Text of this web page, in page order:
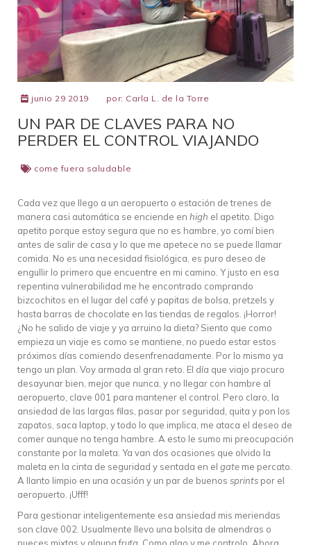
junio 29 2019 por: Carla L. de la Torre
UN PAR DE CLAVES PARA NO
PERDER EL CONTROL VIAJANDO
come fuera saludable
Cada vez que llego a un aeropuerto o estación de trenes de
manera casi automática se enciende en high el apetito. Digo
apetito porque estoy segura que no es hambre, yo comí bien
antes de salir de casa y lo que me apetece no se puede llamar
comida. No es una necesidad fisiológica, es puro deseo de
engullir lo primero que encuentre en mi camino. Y justo en esa
repentina vulnerabilidad me he encontrado comprando
bizcochitos en el lugar del café y papitas de bolsa, pretzels y
hasta barras de chocolate en las tiendas de regalos. ¡Horror!
¿No he salido de viaje y ya arruino la dieta? Siento que como
empieza un viaje es como se mantiene, no puedo estar estos
próximos días comiendo desenfrenadamente. Por lo mismo ya
tengo un plan. Voy armada al gran reto. El día que viajo procuro
desayunar bien, mejor que nunca, y no llegar con hambre al
aeropuerto, clave 001 para mantener el control. Pero claro, la
ansiedad de las largas filas, pasar por seguridad, quita y pon los
zapatos, saca laptop, y todo lo que implica, me ataca el deseo de
comer aunque no tenga hambre. A esto le sumo mi preocupación
constante por la maleta. Ya van dos ocasiones que olvido la
maleta en la cinta de seguridad y sentada en el gateme percato.
A llanto limpio en una ocasión y un par de buenos sprintspor el
aeropuerto. ¡Ufff!
Para gestionar inteligentemente esa ansiedad mis meriendas
son clave 002. Usualmente llevo una bolsita de almendras o
nueces mixtas y alguna fruta. Como algo y me controlo. Ahora